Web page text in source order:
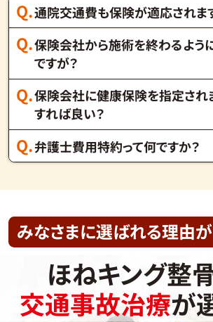
通院交通費も保険が適応されま
保険会社から施術を終わるよう
ですが？
保険会社に健康保険を指定され
すれば良い？
弁護士費用特約って何ですか？
みなさまに選ばれる理由
ほねキング整
交通事故治療が